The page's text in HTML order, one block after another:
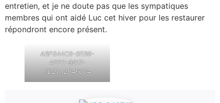
entretien, et je ne doute pas que les sympatiques
membres qui ont aidé Luc cet hiver pour les restaurer
répondront encore présent.
ABF844C8-6EB9-
4FFC-9817-
7D21A254F004